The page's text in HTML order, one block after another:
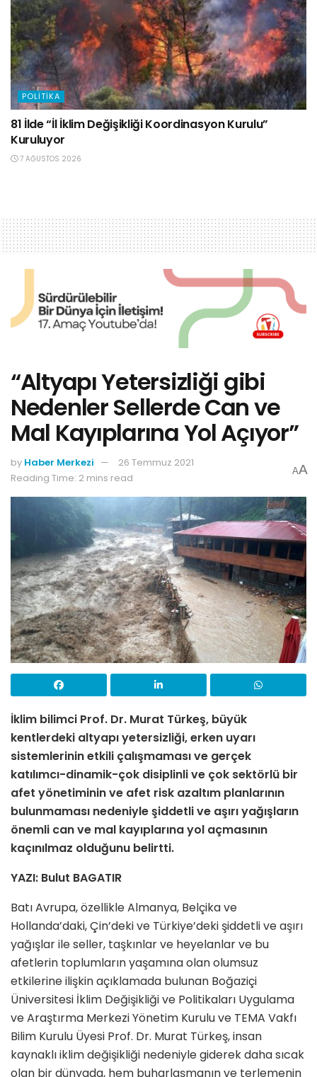
POLITIKA
81 İlde “İl İklim Değişikliği Koordinasyon Kurulu”
Kuruluyor
7 AĞUSTOS 2026
“Altyapı Yetersizliği gibi
Nedenler Sellerde Can ve
Mal Kayıplarına Yol Açıyor”
by Haber Merkezi
26 Temmuz 2021
Reading Time: 2 mins read
AA
İklim bilimci Prof. Dr. Murat Türkeş, büyük
kentlerdeki altyapı yetersizliği, erken uyarı
sistemlerinin etkili çalışmaması ve gerçek
katılımcı-dinamik-çok disiplinli ve çok sektörlü bir
afet yönetiminin ve afet risk azaltım planlarının
bulunmaması nedeniyle şiddetli ve aşırı yağışların
önemli can ve mal kayıplarına yol açmasının
kaçınılmaz olduğunu belirtti.
YAZI: Bulut BAGATIR
Batı Avrupa, özellikle Almanya, Belçika ve
Hollanda’daki, Çin’deki ve Türkiye’deki şiddetli ve aşırı
yağışlar ile seller, taşkınlar ve heyelanlar ve bu
afetlerin toplumların yaşamına olan olumsuz
etkilerine ilişkin açıklamada bulunan Boğaziçi
Üniversitesi İklim Değişikliği ve Politikaları Uygulama
ve Araştırma Merkezi Yönetim Kurulu ve TEMA Vakfı
Bilim Kurulu Üyesi Prof. Dr. Murat Türkeş, insan
kaynaklı iklim değişikliği nedeniyle giderek daha sıcak
olan bir dünyada, hem buharlaşmanın ve terlemenin